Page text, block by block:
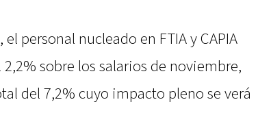
, el personal nucleado en FTIA y CAPIA
sobre los salarios de noviembre,
del 7,2% cuyo impacto pleno se verá